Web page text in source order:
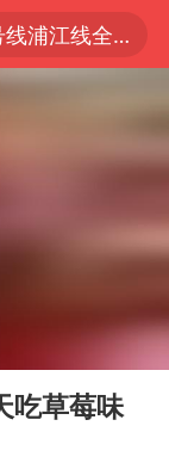
上海：5号线16号线浦江线全线停运
上海全域长途客运班次全部停运
国足U17与阿森纳决赛取消 并列冠军
00:37
吃草莓味